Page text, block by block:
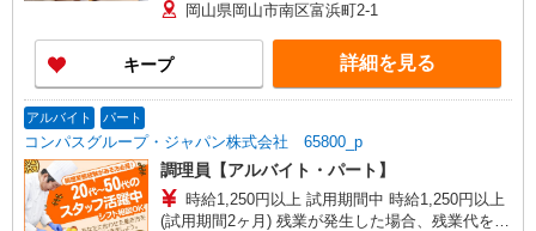
岡山県岡山市南区富浜町2-1
キープ 詳細を見る
アルバイト パート
コンパスグループ・ジャパン株式会社 65800_p
調理員【アルバイト・パート】
時給1,250円以上 試用期間中 時給1,250円以上
(試用期間2ヶ月) 残業が発生した場合、残業代を1